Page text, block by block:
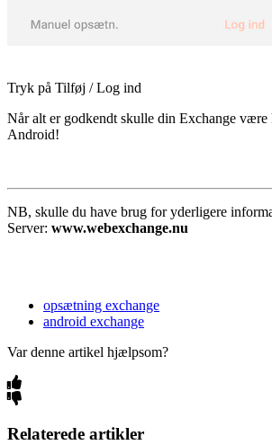
Tryk på Tilføj / Log ind
Når alt er godkendt skulle din Exchange
Android!
NB, skulle du have brug for yderligere
Server: www.webexchange.nu
opsætning exchange
android exchange
Var denne artikel hjælpsom?
Relaterede artikler